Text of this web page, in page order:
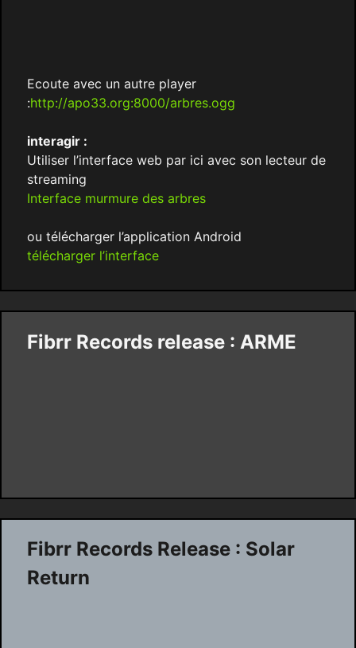
Ecoute avec un autre player
:http://apo33.org:8000/arbres.ogg
interagir :
Utiliser l’interface web par ici avec son lecteur de
streaming
Interface murmure des arbres
ou télécharger l’application Android
télécharger l’interface
Fibrr Records release : ARME
Fibrr Records Release : Solar
Return